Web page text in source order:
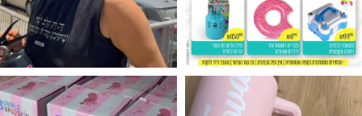
מטף לגילוי מין העובר חזר למלא